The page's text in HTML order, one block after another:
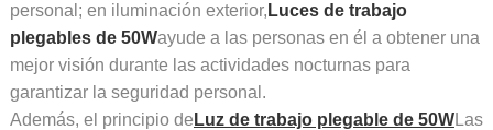
personal; en iluminación exterior, Luces de trabajo
plegables de 50Wayude a las personas en él a obtener una
mejor visión durante las actividades nocturnas para
garantizar la seguridad personal.
Además, el principio de Luz de trabajo plegable de 50WLas